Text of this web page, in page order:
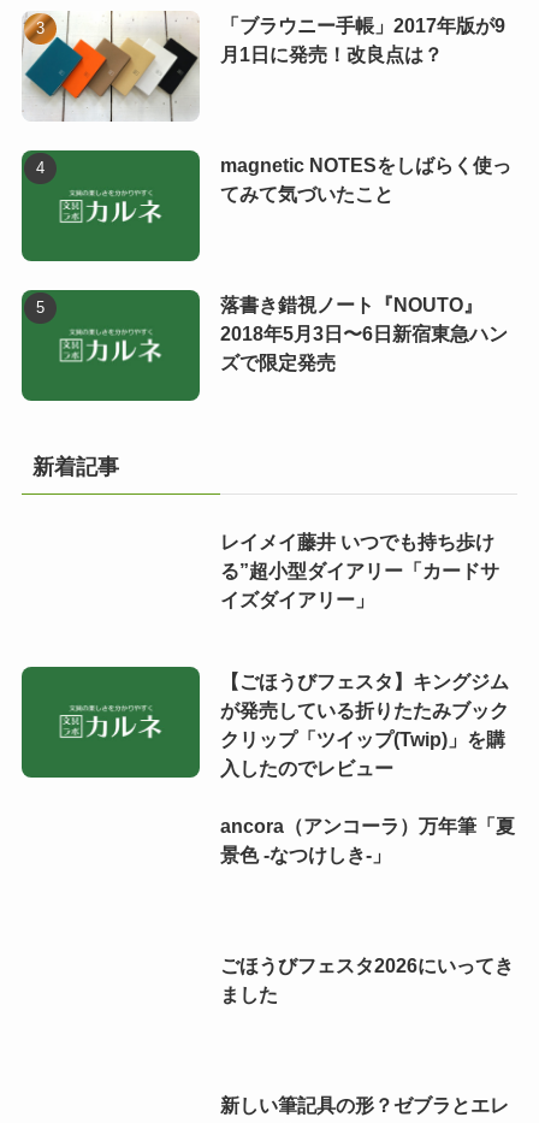
「ブラウニー手帳」2017年版が9
月1日に発売！改良点は？
magnetic NOTESをしばらく使っ
てみて気づいたこと
落書き錯視ノート『NOUTO』
2018年5月3日〜6日新宿東急ハン
ズで限定発売
新着記事
レイメイ藤井 いつでも持ち歩け
る”超小型ダイアリー「カードサ
イズダイアリー」
【ごほうびフェスタ】キングジム
が発売している折りたたみブック
クリップ「ツイップ(Twip)」を購
入したのでレビュー
ancora（アンコーラ）万年筆「夏
景色 -なつけしき-」
ごほうびフェスタ2026にいってき
ました
新しい筆記具の形？ゼブラとエレ